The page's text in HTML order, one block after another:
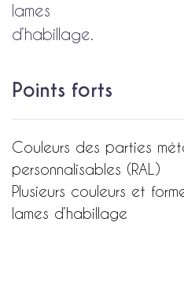
lames
d’habillage.
Points forts
Couleurs des parties
personnalisables (RAL)
Plusieurs couleurs et
lames d’habillage